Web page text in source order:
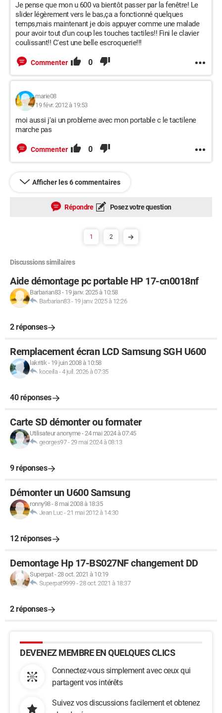
Je pense que mon u 600 va bientôt passer par la fenêtre! Le
slider légèrement vers le bas,ça a fonctionné quelques
temps,mais maintenant je dois appuyer comme une malade
pour avoir tout d'un coup les touches tactiles!! Fini le clavier
coulissant!! C'est une belle escroquerie!!!
Commenter 0
marie08
19 févr. 2012 à 19:53
moi aussi j'ai un probleme avec mon portable c le tactilene
marche pas
Commenter 0
Afficher les 6 commentaires
Répondre Posez votre question
1 2
Discussions similaires
Aide démontage pc portable HP 17-cn0018nf
Barbarian83- 19 janv. 2025 à 10:58
Barbarian83- 19 janv. 2025 à 12:26
2 réponses
Remplacement écran LCD Samsung SGH U600
lakritik- 19 juin 2008 à 10:58
koceila -4 juil. 2026 à 07:35
40 réponses
Carte SD démonter ou formater
Utilisateur anonyme-24 mai 2024 à 07:45
georges97-29 mai 2024 à 08:13
9 réponses
Démonter un U600 Samsung
ronny98-8 mai 2008 à 18:35
Jean Luc -21 mai 2012 à 14:30
12 réponses
Demontage Hp 17-BS027NF changement DD
Superpat-28 oct. 2021 à 10:19
Superpat9999-28 oct. 2021 à 18:37
2 réponses
DEVENEZ MEMBRE EN QUELQUES CLICS
Connectez-vous simplement avec ceux qui
partagent vos intérêts
Suivez vos discussions facilement et obtenez